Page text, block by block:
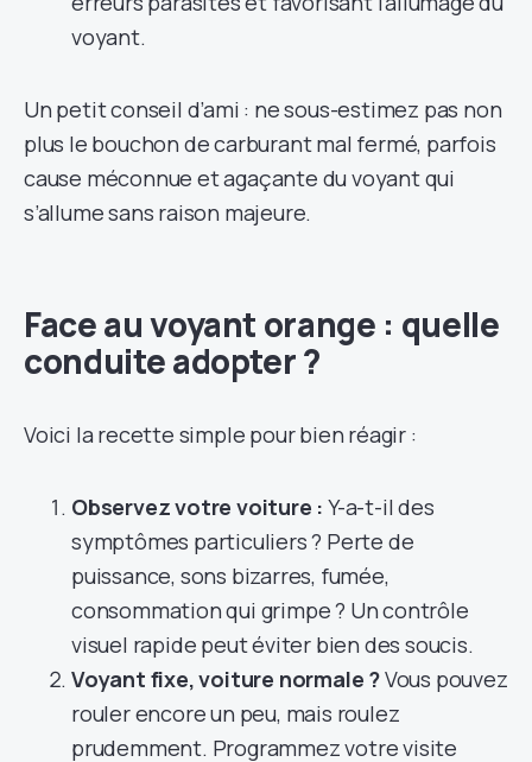
voyant.
Un petit conseil d’ami : ne sous-estimez pas non
plus le bouchon de carburant mal fermé, parfois
cause méconnue et agaçante du voyant qui
s’allume sans raison majeure.
Face au voyant orange : quelle
conduite adopter ?
Voici la recette simple pour bien réagir :
Observez votre voiture : Y-a-t-il des
symptômes particuliers ? Perte de
puissance, sons bizarres, fumée,
consommation qui grimpe ? Un contrôle
visuel rapide peut éviter bien des soucis.
Voyant fixe, voiture normale ?Vous pouvez
rouler encore un peu, mais roulez
prudemment. Programmez votre visite